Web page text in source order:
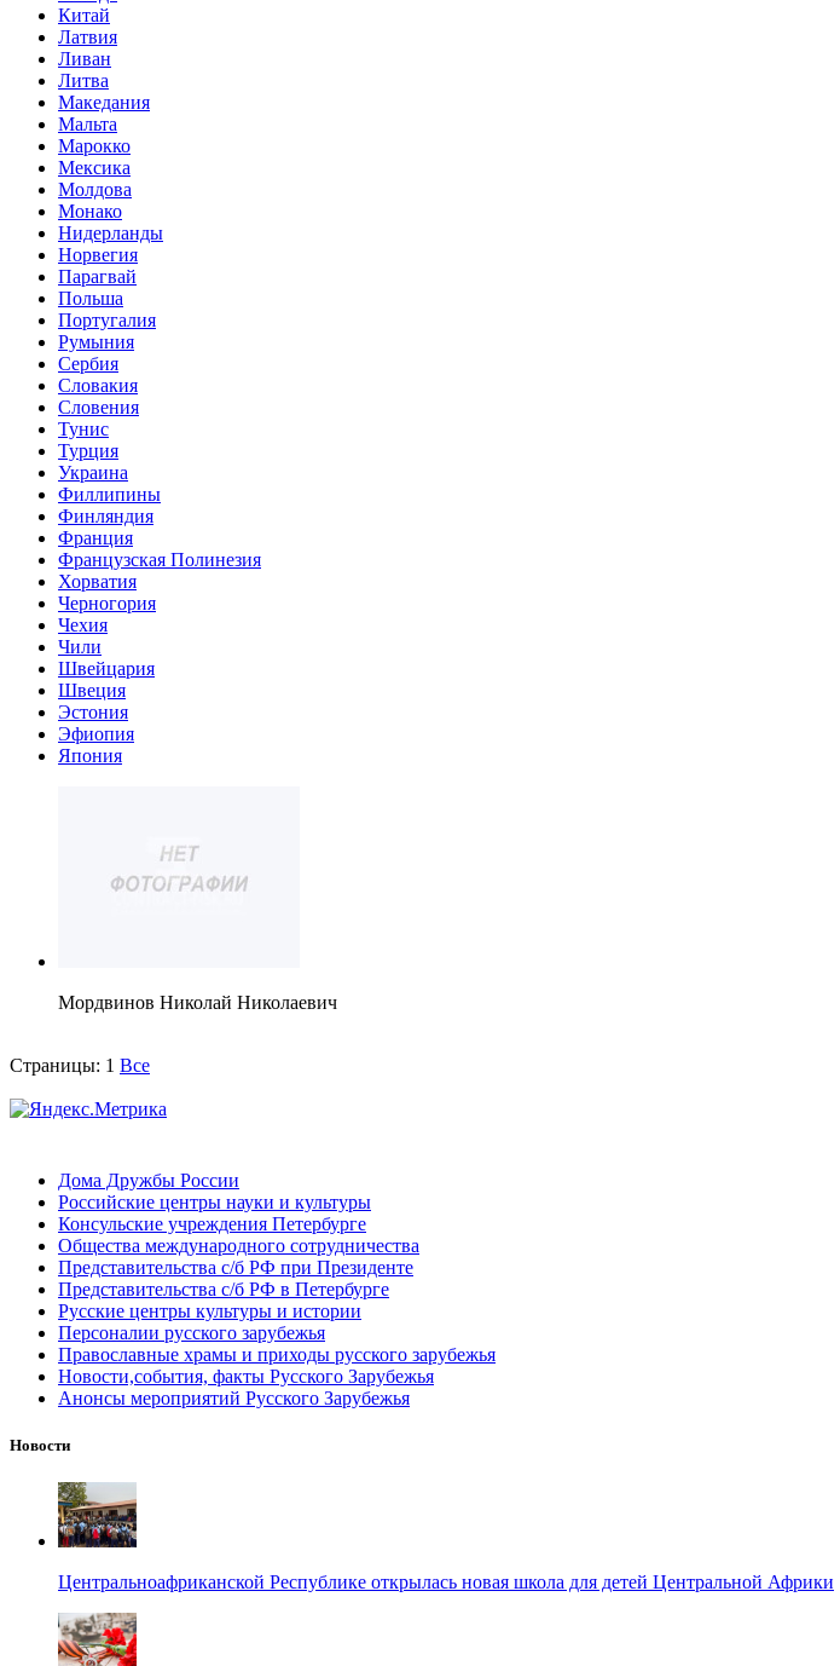
Китай
Латвия
Ливан
Литва
Македания
Мальта
Марокко
Мексика
Молдова
Монако
Нидерланды
Норвегия
Парагвай
Польша
Португалия
Румыния
Сербия
Словакия
Словения
Тунис
Турция
Украина
Филлипины
Финляндия
Франция
Французская Полинезия
Хорватия
Черногория
Чехия
Чили
Швейцария
Швеция
Эстония
Эфиопия
Япония
Мордвинов Николай Николаевич
Страницы: 1 Все
Дома Дружбы России
Российские центры науки и культуры
Консульские учреждения Петербурге
Общества международного сотрудничества
Представительства с/б РФ при Президенте
Представительства с/б РФ в Петербурге
Русские центры культуры и истории
Персоналии русского зарубежья
Православные храмы и приходы русского зарубежья
Новости,события, факты Русского Зарубежья
Анонсы мероприятий Русского Зарубежья
Новости
Центральноафриканской Республике открылась новая школа для детей Центральной Африки